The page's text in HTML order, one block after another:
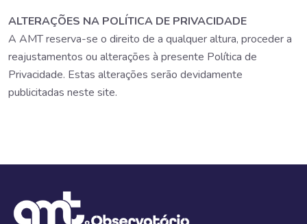
ALTERAÇÕES NA POLÍTICA DE PRIVACIDADE
A AMT reserva-se o direito de a qualquer altura, proceder a
reajustamentos ou alterações à presente Política de
Privacidade. Estas alterações serão devidamente
publicitadas neste site.